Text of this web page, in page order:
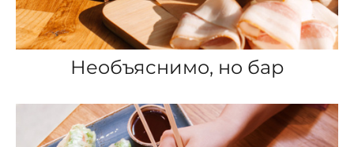
Необъяснимо, но бар